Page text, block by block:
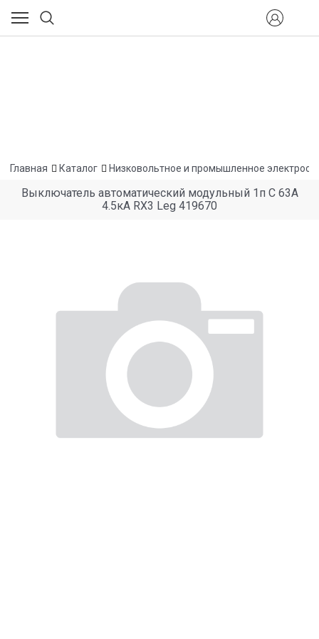
Главная Каталог Низковольтное и промышленное
Выключатель автоматический модульный 1п C 63А
4.5кА RX3 Leg 419670